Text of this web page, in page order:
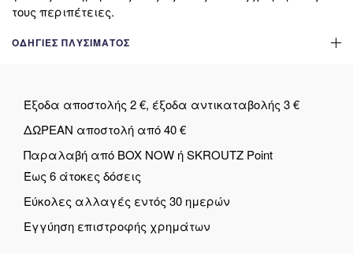
τους περιπέτειες.
ΟΔΗΓΊΕΣ ΠΛΥΣΊΜΑΤΟΣ
Έξοδα αποστολής 2 €, έξοδα αντικαταβολής 3 €
ΔΩΡΕΑΝ αποστολή από 40 €
Παραλαβή από BOX NOW ή SKROUTZ Point
Έως 6 άτοκες δόσεις
Εύκολες αλλαγές εντός 30 ημερών
Εγγύηση επιστροφής χρημάτων